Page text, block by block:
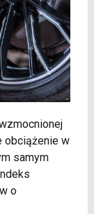
obciążenie w
samym
o